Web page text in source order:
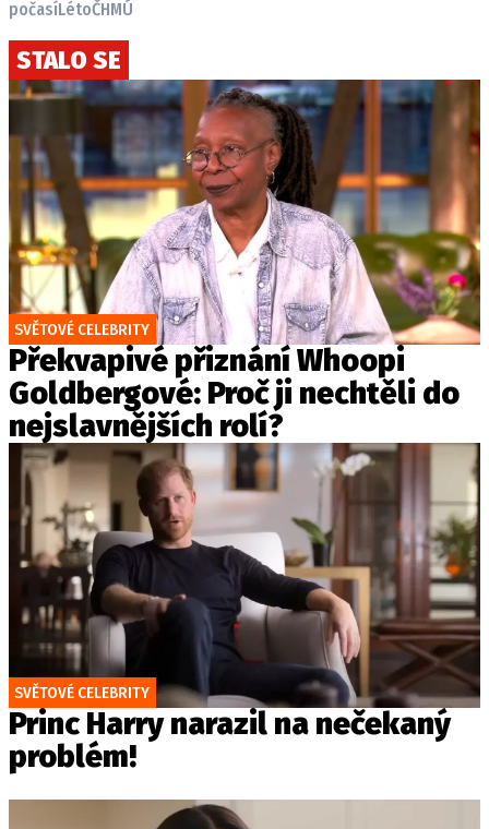
počasíLétoČHMÚ
STALO SE
SVĚTOVÉ CELEBRITY
Překvapivé přiznání Whoopi
Goldbergové: Proč ji nechtěli do
nejslavnějších rolí?
SVĚTOVÉ CELEBRITY
Princ Harry narazil na nečekaný
problém!